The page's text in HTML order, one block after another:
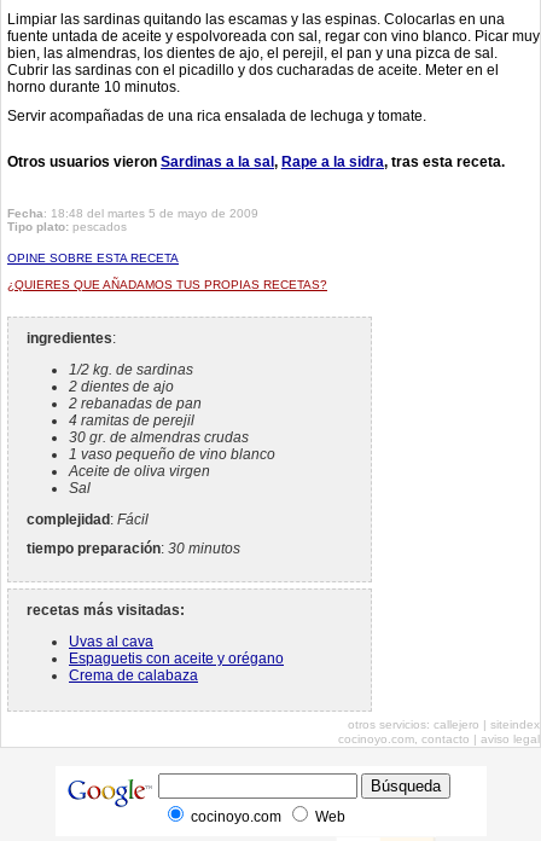
Limpiar las sardinas quitando las escamas y las espinas. Colocarlas en una
fuente untada de aceite y espolvoreada con sal, regar con vino blanco. Picar muy
bien, las almendras, los dientes de ajo, el perejil, el pan y una pizca de sal.
Cubrir las sardinas con el picadillo y dos cucharadas de aceite. Meter en el
horno durante 10 minutos.
Servir acompañadas de una rica ensalada de lechuga y tomate.
Otros usuarios vieron Sardinas a la sal Rape a la sidra tras esta receta.
Fecha: 18:48 del martes 5 de mayo de 2009
Tipo plato: pescados
OPINE SOBRE ESTA RECETA
¿QUIERES QUE AÑADAMOS TUS PROPIAS RECETAS?
ingredientes:
1/2 kg. de sardinas
2 dientes de ajo
2 rebanadas de pan
4 ramitas de perejil
30 gr. de almendras crudas
1 vaso pequeño de vino blanco
Aceite de oliva virgen
Sal
complejidad : Fácil
tiempo preparación: 30 minutos
recetas más visitadas:
Uvas al cava
Espaguetis con aceite y orégano
Crema de calabaza
otros servicios: callejero | siteindex
cocinoyo.com, contacto | aviso legal
cocinoyo.com Web